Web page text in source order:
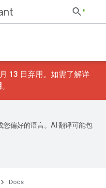
13 日弃用。如需了解详
。
您偏好的语言。AI 翻译可能包
Docs